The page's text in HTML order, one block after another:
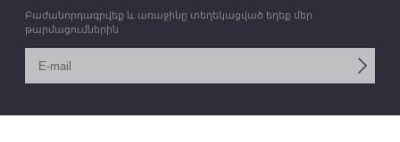
Բաժանորդագրվեք և առաջինը տեղեկացված եղեք մեր
թարմացումներին